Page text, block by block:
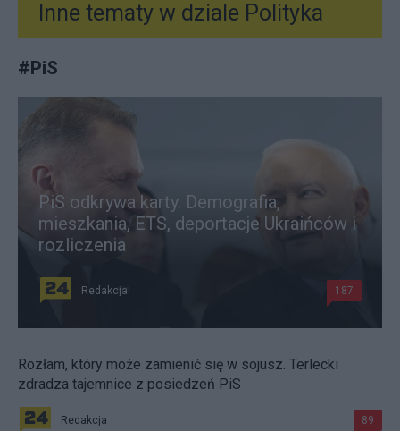
Inne tematy w dziale Polityka
#PiS
PiS odkrywa karty. Demografia,
mieszkania, ETS, deportacje Ukraińców i
rozliczenia
Redakcja 187
Rozłam, który może zamienić się w sojusz. Terlecki
zdradza tajemnice z posiedzeń PiS
Redakcja 89